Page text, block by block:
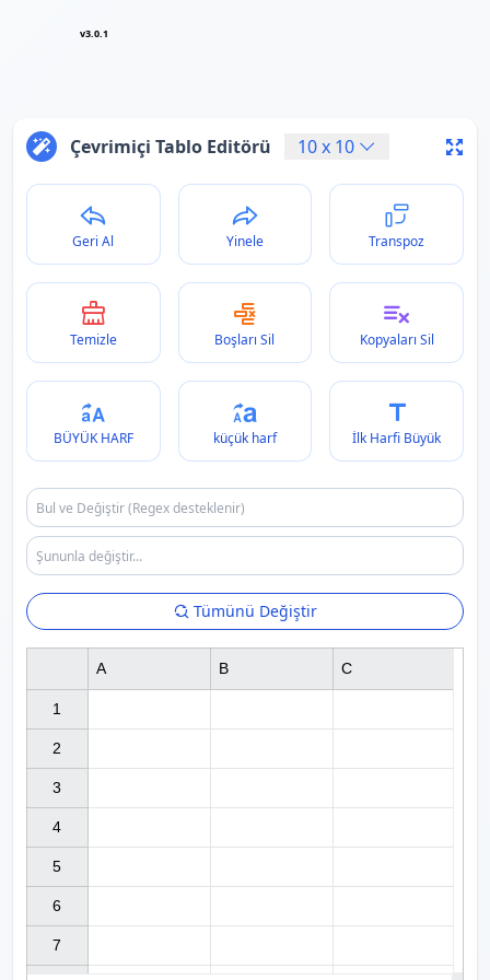
v3.0.1
Çevrimiçi Tablo Editörü 10x 10
Geri Al Yinele Transpoz
Temizle Boşları Sil Kopyaları Sil
BÜYÜK HARF küçük harf İlk Harfi Büyük
Tümünü Değiştir
1
2
3
4
5
6
7
A B C